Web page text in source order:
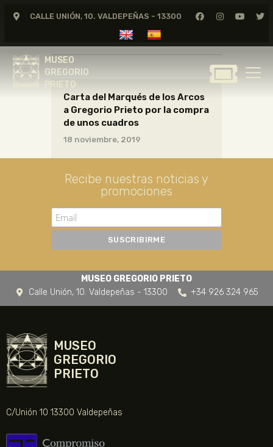
CALLE UNIÓN, 10. VALDEPEÑAS - 13300
MUSEO
GREGORIO
PRIETO
MUSEO
GREGORIO
GREGORIO PRIETO
MUSEO
ARCHIVO
CERTAMEN DE DIBUJO
FUNDACIÓN
NOTICIAS
Carta del Marqués de los Arcos
a Gregorio Prieto por la compra
de unos cuadros
18 noviembre, 2019
Recibe nuestras noticias y
promociones
MUSEO GREGORIO PRIETO
Calle Unión, 10. Valdepeñas - 13300
+34 926 324 965
MUSEO
GREGORIO
PRIETO
C/Unión 10 13300 Valdepeñas